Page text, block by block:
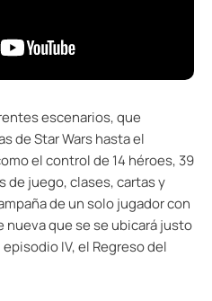
escenarios, que
de Star Wars hasta el
el control de 14 héroes, 39
juego, clases, cartas y
de un solo jugador con
que se se ubicará justo
IV, el Regreso del